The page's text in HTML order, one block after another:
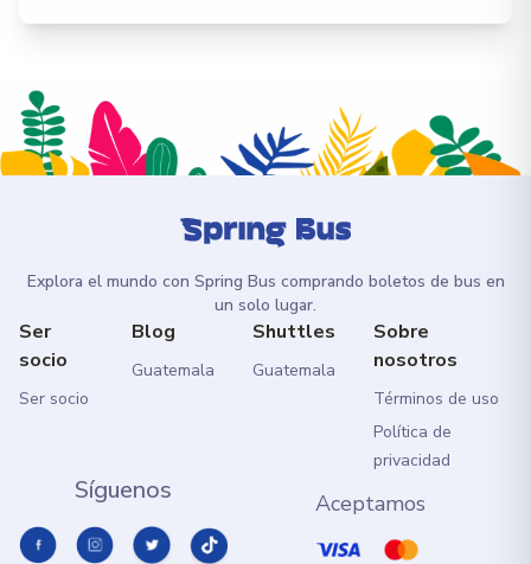
Explora el mundo con Spring Bus comprando boletos de bus en
un solo lugar.
Ser
socio
Ser socio
Blog
Guatemala
Shuttles
Guatemala
Sobre
nosotros
Términos de uso
Política de
privacidad
Síguenos Aceptamos